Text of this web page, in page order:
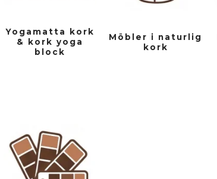
Yogamatta kork
& kork yoga
block
Möbler i naturlig
kork